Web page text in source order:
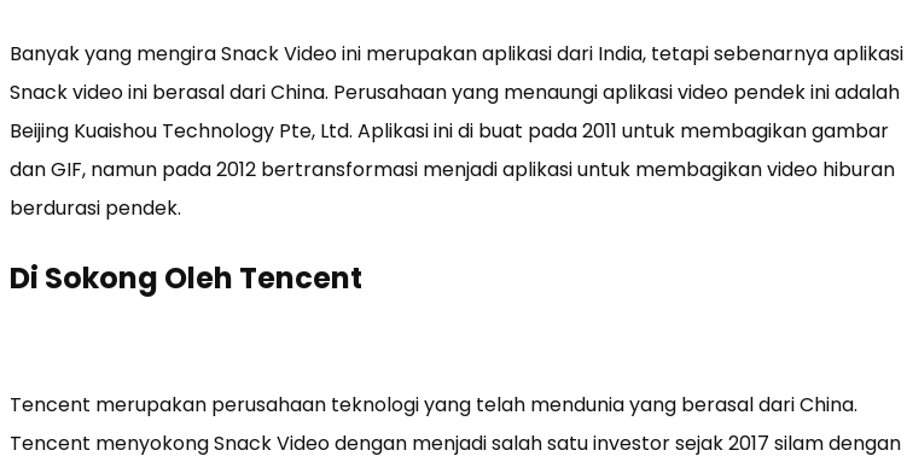
Banyak yang mengira Snack Video ini merupakan aplikasi dari India, tetapi sebenarnya aplikasi
Snack video ini berasal dari China. Perusahaan yang menaungi aplikasi video pendek ini adalah
Beijing Kuaishou Technology Pte, Ltd. Aplikasi ini di buat pada 2011 untuk membagikan gambar
dan GIF, namun pada 2012 bertransformasi menjadi aplikasi untuk membagikan video hiburan
berdurasi pendek.
Di Sokong Oleh Tencent
Tencent merupakan perusahaan teknologi yang telah mendunia yang berasal dari China.
Tencent menyokong Snack Video dengan menjadi salah satu investor sejak 2017 silam dengan